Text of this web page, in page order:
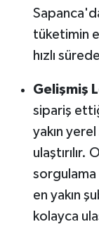
tüketimin
hızlı
Gelişmiş
sipariş
yakın yerel
sorgulama
en yakın
kolayca